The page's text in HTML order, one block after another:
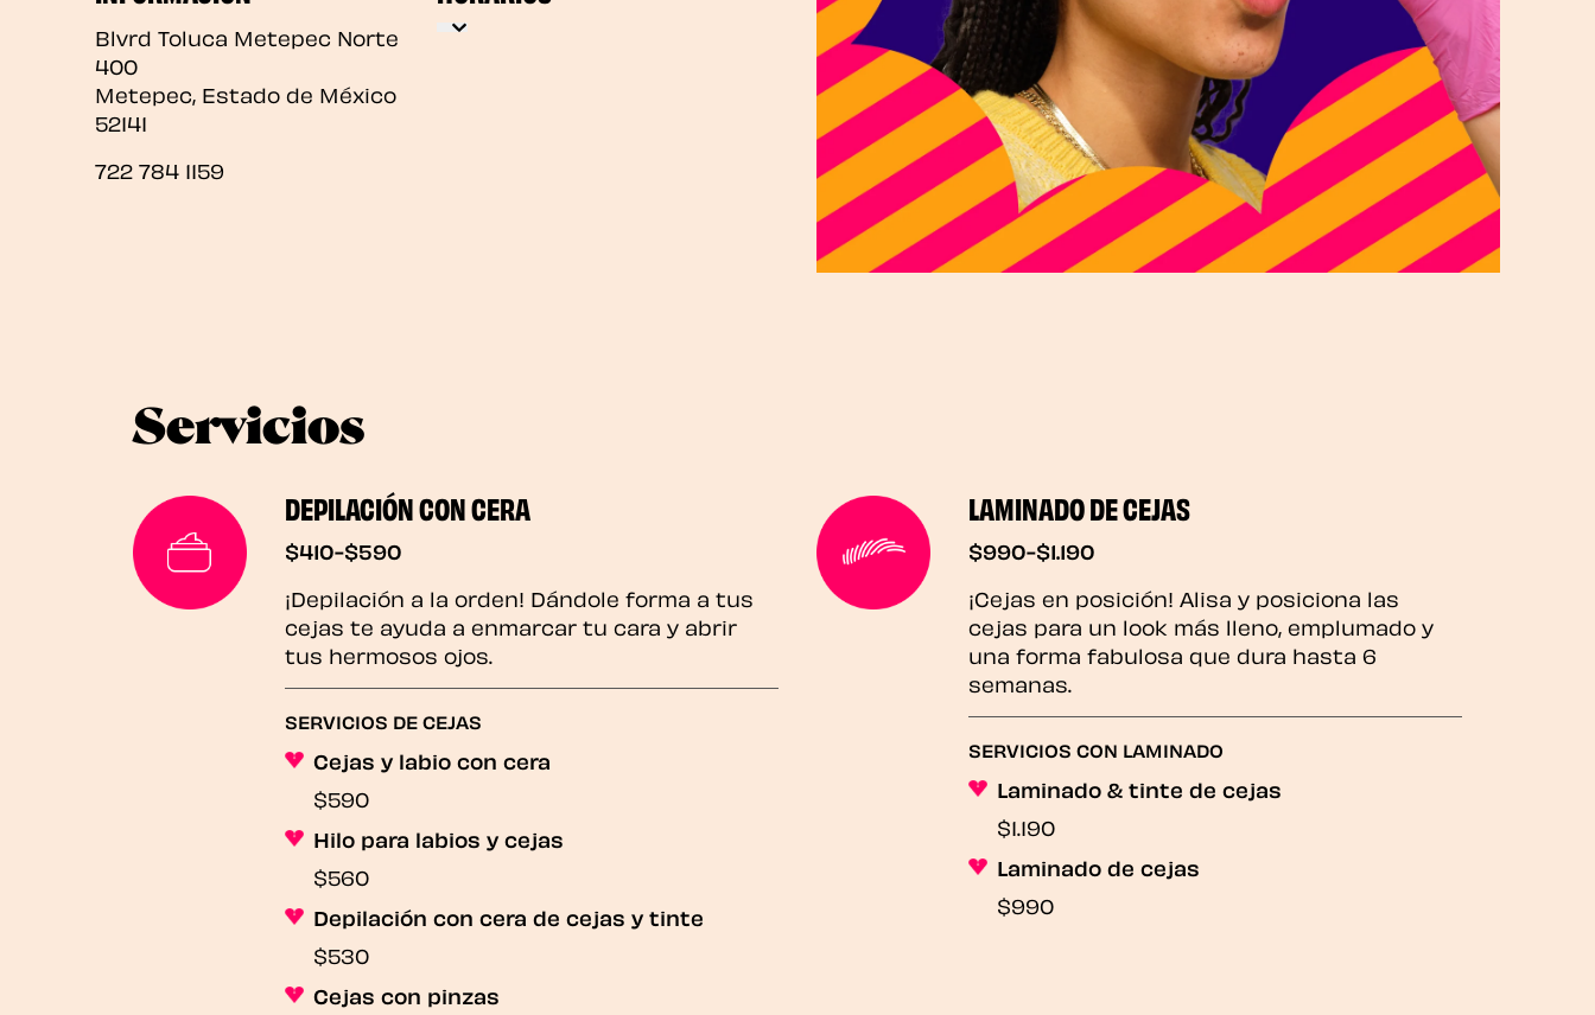
Blvrd Toluca Metepec Norte
400
Metepec, Estado de México
52141
722 784 1159
Servicios
DEPILACIÓN CON CERA
$410-$590
¡Depilación a la orden! Dándole forma a tus
cejas te ayuda a enmarcar tu cara y abrir
tus hermosos ojos.
SERVICIOS DE CEJAS
Cejas y labio con cera
$590
Hilo para labios y cejas
$560
Depilación con cera de cejas y tinte
$530
Cejas con pinzas
LAMINADO DE CEJAS
$990-$1.190
¡Cejas en posición! Alisa y posiciona las
cejas para un look más lleno, emplumado y
una forma fabulosa que dura hasta 6
semanas.
SERVICIOS CON LAMINADO
Laminado & tinte de cejas
$1.190
Laminado de cejas
$990